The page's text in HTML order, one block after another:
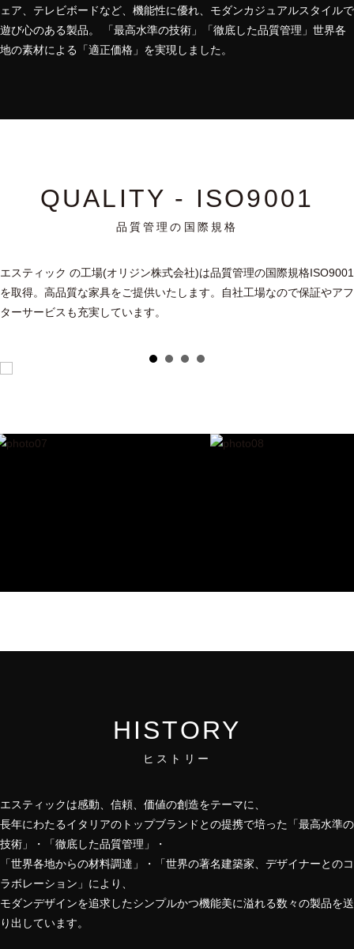
ェア、テレビボードなど、機能性に優れ、モダンカジュアルスタイルで
遊び心のある製品。 「最高水準の技術」「徹底した品質管理」世界各
地の素材による「適正価格」を実現しました。
QUALITY - ISO9001
品質管理の国際規格
エスティック の工場(オリジン株式会社)は品質管理の国際規格ISO9001
を取得。高品質な家具をご提供いたします。自社工場なので保証やアフ
ターサービスも充実しています。
HISTORY
ヒストリー
エスティックは感動、信頼、価値の創造をテーマに、
長年にわたるイタリアのトップブランドとの提携で培った「最高水準の
技術」・「徹底した品質管理」・
「世界各地からの材料調達」・「世界の著名建築家、デザイナーとのコ
ラボレーション」により、
モダンデザインを追求したシンプルかつ機能美に溢れる数々の製品を送
り出しています。